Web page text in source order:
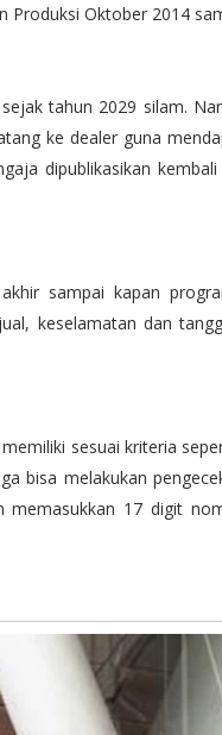
Produksi Oktober 2014
tahun 2029 silam.
ke dealer guna
dipublikasikan
sampai kapan
keselamatan dan
sesuai kriteria
bisa melakukan
memasukkan 17 digit